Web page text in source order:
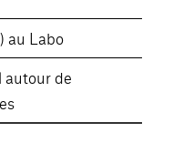
au Labo
autour de